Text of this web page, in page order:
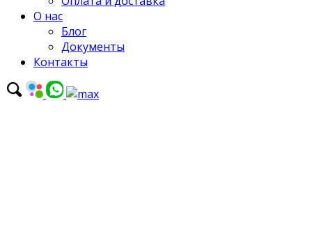
О нас
Блог
Документы
Контакты